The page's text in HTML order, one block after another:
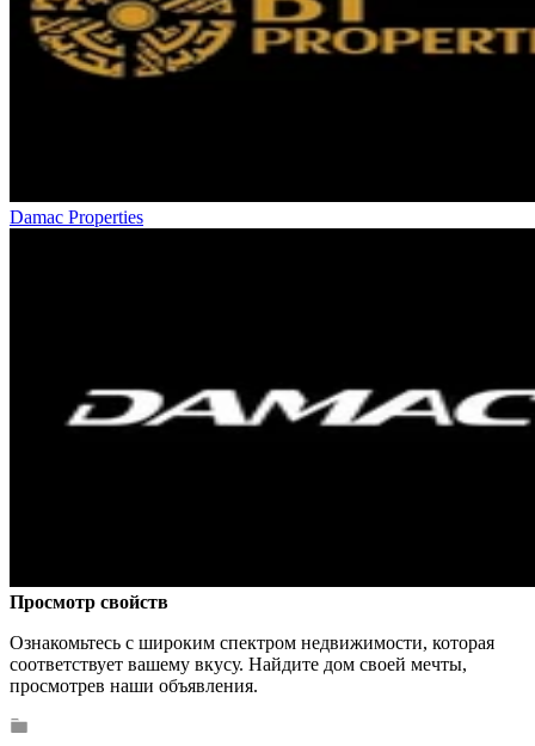
Damac Properties
Просмотр свойств
Ознакомьтесь с широким спектром недвижимости, которая
соответствует вашему вкусу. Найдите дом своей мечты,
просмотрев наши объявления.